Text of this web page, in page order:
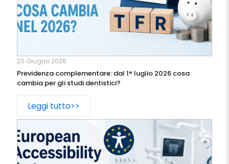
20 Giugno 2026
Previdenza complementare: dal 1° luglio 2026 cosa
cambia per gli studi dentistici?
Leggi tutto>>